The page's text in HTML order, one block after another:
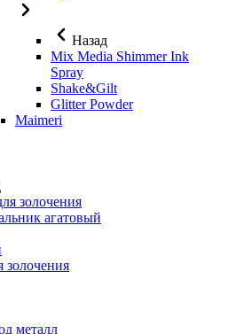
Назад
Mix Media Shimmer Ink
Spray
Shake&Gilt
Glitter Powder
Maimeri
золочения
агатовый
металл